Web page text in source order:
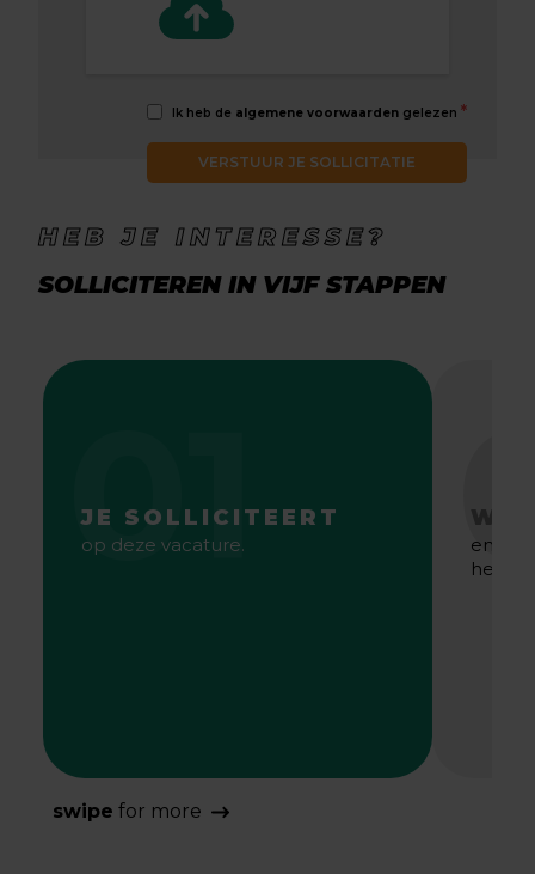
Ik heb de algemene voorwaarden gelezen *
VERSTUUR JE SOLLICITATIE
HEB JE INTERESSE?
SOLLICITEREN IN VIJF STAPPEN
01
JE SOLLICITEERT
op deze vacature.
en
het
swipe for more